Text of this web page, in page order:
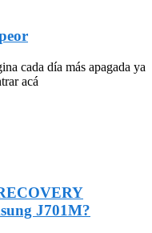
cada día más apagada ya
acá
J701M?